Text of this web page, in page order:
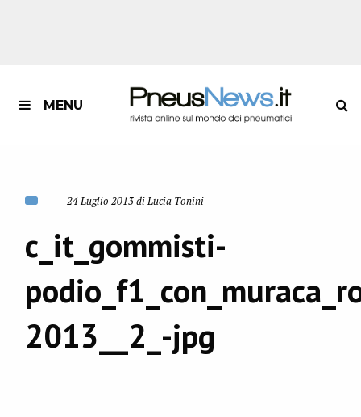
MENU
24 Luglio 2013 di Lucia Tonini
c_it_gommisti-
2013__2_-jpg